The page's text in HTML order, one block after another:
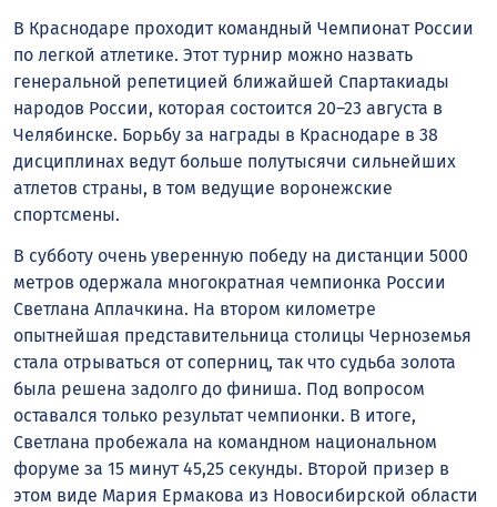
В Краснодаре проходит командный Чемпионат России
по легкой атлетике. Этот турнир можно назвать
генеральной репетицией ближайшей Спартакиады
народов России, которая состоится 20–23 августа в
Челябинске. Борьбу за награды в Краснодаре в 38
дисциплинах ведут больше полутысячи сильнейших
атлетов страны, в том ведущие воронежские
спортсмены.
В субботу очень уверенную победу на дистанции 5000
метров одержала многократная чемпионка России
Светлана Аплачкина. На втором километре
опытнейшая представительница столицы Черноземья
стала отрываться от соперниц, так что судьба золота
была решена задолго до финиша. Под вопросом
оставался только результат чемпионки. В итоге,
Светлана пробежала на командном национальном
форуме за 15 минут 45,25 секунды. Второй призер в
этом виде Мария Ермакова из Новосибирской области